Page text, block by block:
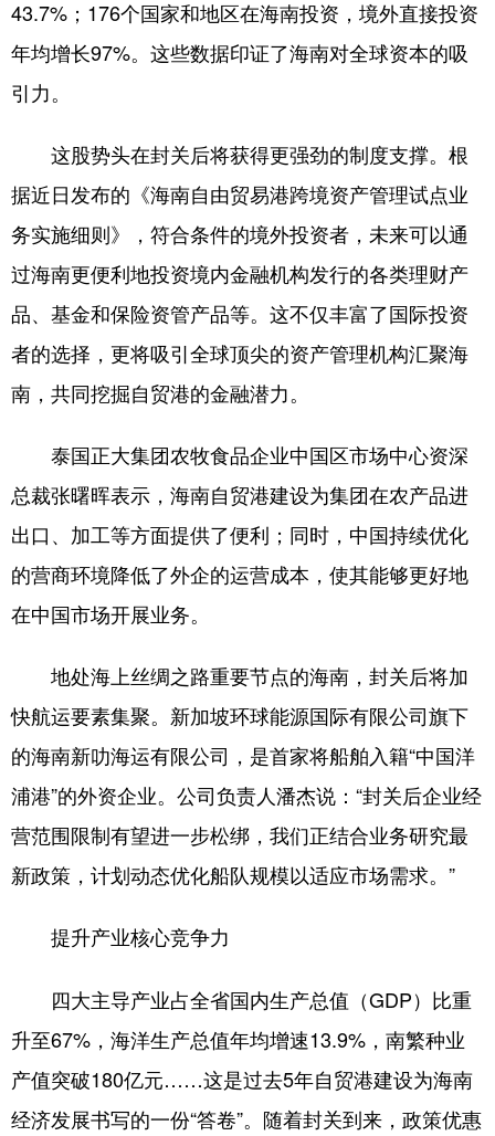
43.7%；176个国家和地区在海南投资，境外直接投资
年均增长97%。这些数据印证了海南对全球资本的吸
引力。
这股势头在封关后将获得更强劲的制度支撑。根
据近日发布的《海南自由贸易港跨境资产管理试点业
务实施细则》，符合条件的境外投资者，未来可以通
过海南更便利地投资境内金融机构发行的各类理财产
品、基金和保险资管产品等。这不仅丰富了国际投资
者的选择，更将吸引全球顶尖的资产管理机构汇聚海
南，共同挖掘自贸港的金融潜力。
泰国正大集团农牧食品企业中国区市场中心资深
总裁张曙晖表示，海南自贸港建设为集团在农产品进
出口、加工等方面提供了便利；同时，中国持续优化
的营商环境降低了外企的运营成本，使其能够更好地
在中国市场开展业务。
地处海上丝绸之路重要节点的海南，封关后将加
快航运要素集聚。新加坡环球能源国际有限公司旗下
的海南新叻海运有限公司，是首家将船舶入籍“中国洋
浦港”的外资企业。公司负责人潘杰说：“封关后企业经
营范围限制有望进一步松绑，我们正结合业务研究最
新政策，计划动态优化船队规模以适应市场需求。”
提升产业核心竞争力
四大主导产业占全省国内生产总值（GDP）比重
升至67%，海洋生产总值年均增速13.9%，南繁种业
产值突破180亿元……这是过去5年自贸港建设为海南
经济发展书写的一份“答卷”。随着封关到来，政策优惠